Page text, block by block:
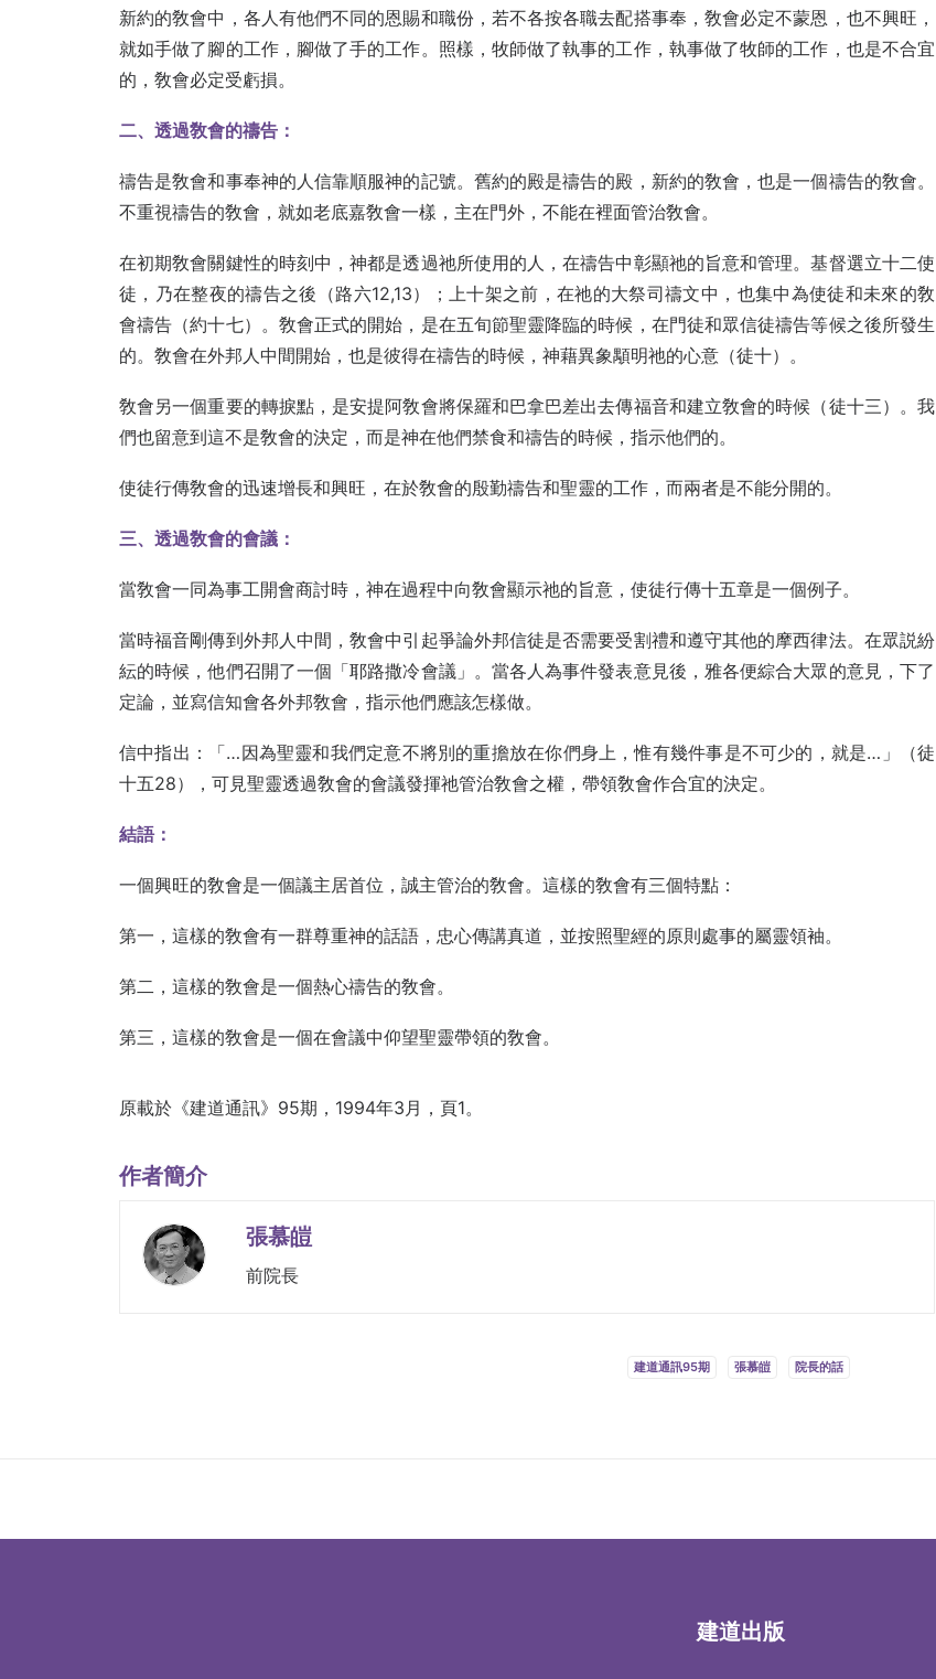
新約的敎會中，各人有他們不同的恩賜和職份，若不各按各職去配搭事奉，敎會必定不蒙恩，也不興旺，
就如手做了腳的工作，腳做了手的工作。照樣，牧師做了執事的工作，執事做了牧師的工作，也是不合宜
的，敎會必定受虧損。
二、透過敎會的禱告：
禱告是敎會和事奉神的人信靠順服神的記號。舊約的殿是禱告的殿，新約的敎會，也是一個禱告的敎會。
不重視禱告的敎會，就如老底嘉敎會一樣，主在門外，不能在裡面管治敎會。
在初期敎會關鍵性的時刻中，神都是透過祂所使用的人，在禱告中彰顯祂的旨意和管理。基督選立十二使
徒，乃在整夜的禱告之後（路六12,13）；上十架之前，在祂的大祭司禱文中，也集中為使徒和未來的敎
會禱告（約十七）。敎會正式的開始，是在五旬節聖靈降臨的時候，在門徒和眾信徒禱告等候之後所發生
的。敎會在外邦人中間開始，也是彼得在禱告的時候，神藉異象顒明祂的心意（徒十）。
敎會另一個重要的轉捩點，是安提阿敎會將保羅和巴拿巴差出去傳福音和建立敎會的時候（徒十三）。我
們也留意到這不是敎會的決定，而是神在他們禁食和禱告的時候，指示他們的。
使徒行傳敎會的迅速增長和興旺，在於敎會的殷勤禱告和聖靈的工作，而兩者是不能分開的。
三、透過敎會的會議：
當敎會一同為事工開會商討時，神在過程中向敎會顯示祂的旨意，使徒行傳十五章是一個例子。
當時福音剛傳到外邦人中間，敎會中引起爭論外邦信徒是否需要受割禮和遵守其他的摩西律法。在眾説紛
紜的時候，他們召開了一個「耶路撒冷會議」。當各人為事件發表意見後，雅各便綜合大眾的意見，下了
定論，並寫信知會各外邦敎會，指示他們應該怎樣做。
信中指出：「…因為聖靈和我們定意不將別的重擔放在你們身上，惟有幾件事是不可少的，就是…」（徒
十五28），可見聖靈透過敎會的會議發揮祂管治敎會之權，帶領敎會作合宜的決定。
結語：
一個興旺的敎會是一個議主居首位，誠主管治的敎會。這樣的敎會有三個特點：
第一，這樣的敎會有一群尊重神的話語，忠心傳講真道，並按照聖經的原則處事的屬靈領袖。
第二，這樣的敎會是一個熱心禱告的敎會。
第三，這樣的敎會是一個在會議中仰望聖靈帶領的敎會。
原載於《建道通訊》95期，1994年3月，頁1。
作者簡介
張慕皚
前院長
建道通訊95期 張慕皚 院長的話
建道出版